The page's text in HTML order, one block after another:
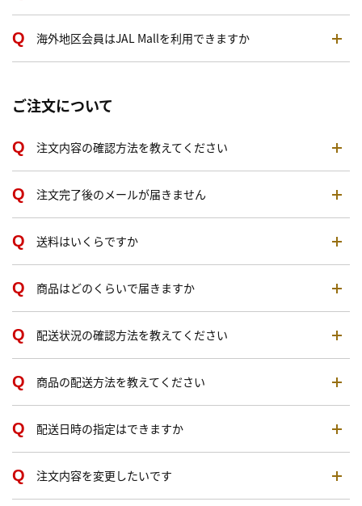
海外地区会員はJAL Mallを利用できますか
ご注文について
注文内容の確認方法を教えてください
注文完了後のメールが届きません
送料はいくらですか
商品はどのくらいで届きますか
配送状況の確認方法を教えてください
商品の配送方法を教えてください
配送日時の指定はできますか
注文内容を変更したいです